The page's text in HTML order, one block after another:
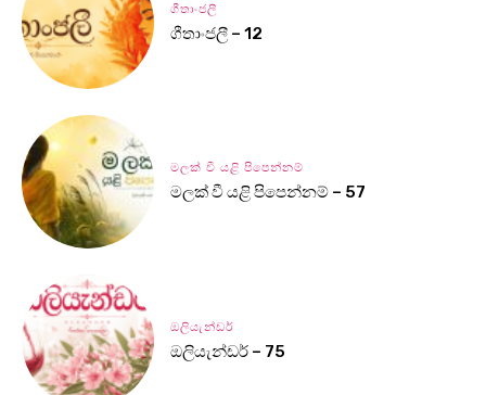
ගීතාංජලී
ගීතාංජලී – 12
මලක් වී යළි පිපෙන්නම්
මලක් වී යළි පිපෙන්නම් – 57
ඔලියැන්ඩර්
ඔලියැන්ඩර් – 75